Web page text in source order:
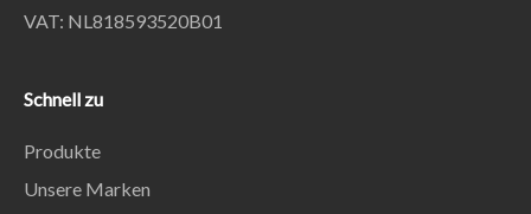
VAT: NL818593520B01
Schnell zu
Produkte
Unsere Marken